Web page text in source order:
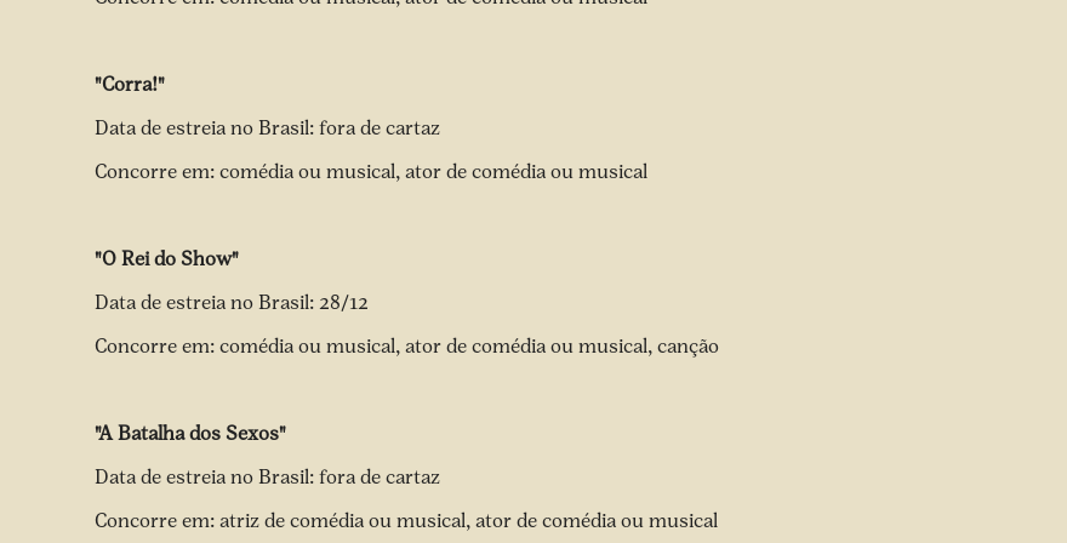
"Corra!"
Data de estreia no Brasil: fora de cartaz
Concorre em: comédia ou musical, ator de comédia ou musical
"O Rei do Show"
Data de estreia no Brasil: 28/12
Concorre em: comédia ou musical, ator de comédia ou musical, canção
"A Batalha dos Sexos"
Data de estreia no Brasil: fora de cartaz
Concorre em: atriz de comédia ou musical, ator de comédia ou musical